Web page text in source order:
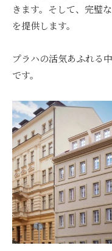
きます。そして、完璧
を提供します。
プラハの活気あふれる
です。